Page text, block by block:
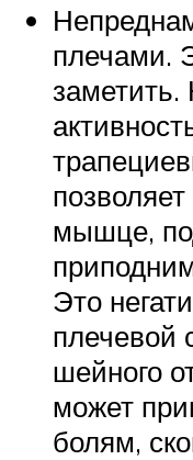
плечами.
заметить.
мышце,
Это
плечевой
шейного
может
болям,